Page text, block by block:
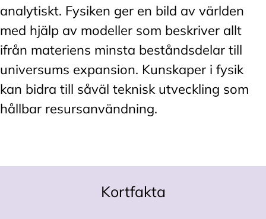
analytiskt. Fysiken ger en bild av världen
med hjälp av modeller som beskriver allt
ifrån materiens minsta beståndsdelar till
universums expansion. Kunskaper i fysik
kan bidra till såväl teknisk utveckling som
hållbar resursanvändning.
Kortfakta